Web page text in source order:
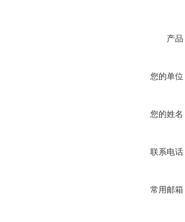
产品
您的单位
您的姓名
联系电话
常用邮箱